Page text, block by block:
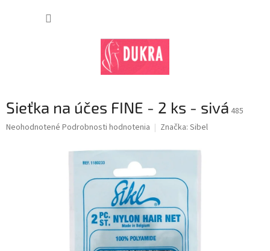
Sieťka na účes FINE - 2 ks - sivá 485
Priemerné
Neohodnotené Podrobnosti hodnotenia Značka: Sibel